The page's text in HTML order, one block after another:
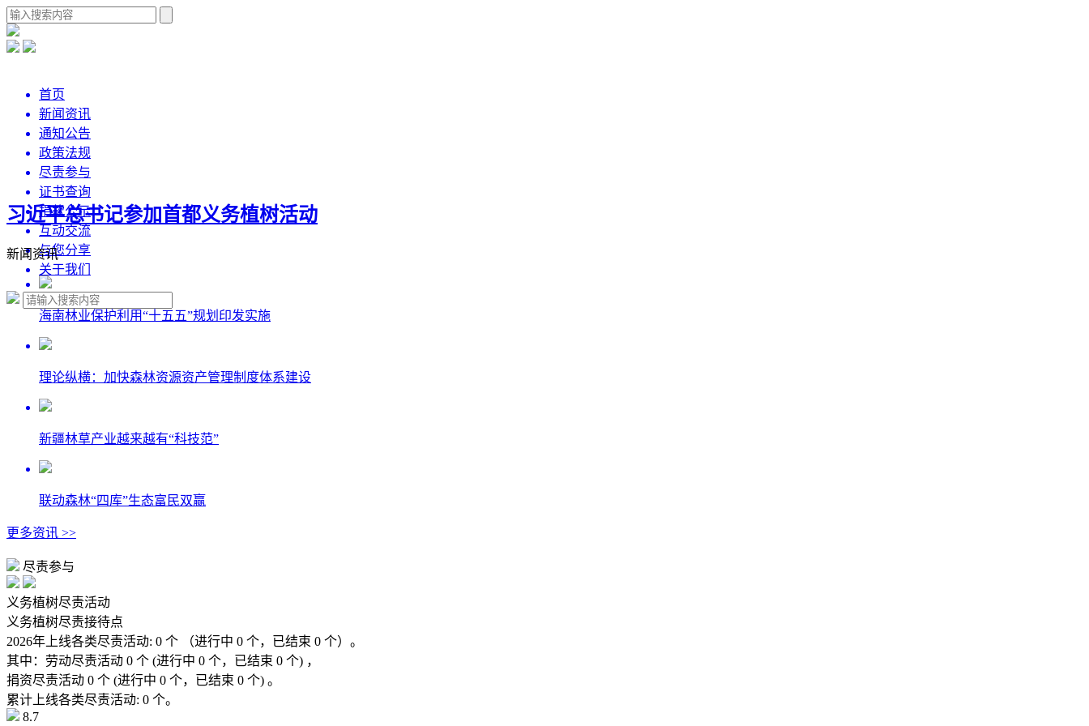
首页
新闻资讯
通知公告
政策法规
尽责参与
证书查询
捐款公示
互动交流
与您分享
关于我们
习近平总书记参加首都义务植树活动
新闻资讯
海南林业保护利用“十五五”规划印发实施
理论纵横：加快森林资源资产管理制度体系建设
新疆林草产业越来越有“科技范”
联动森林“四库”生态富民双赢
更多资讯 >>
尽责参与
义务植树尽责活动
义务植树尽责接待点
2026年上线各类尽责活动: 0 个 （进行中 0 个，已结束 0 个）。
其中： 劳动尽责活动 0 个 (进行中 0 个，已结束 0 个) ，
捐资尽责活动 0 个 (进行中 0 个，已结束 0 个) 。
累计上线各类尽责活动: 0 个。
8.7